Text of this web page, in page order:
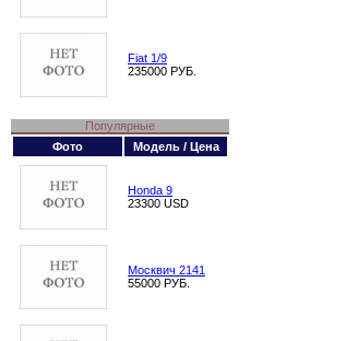
Fiat 1/9
235000 РУБ.
Популярные
Фото
Модель / Цена
Honda 9
23300 USD
Москвич 2141
55000 РУБ.